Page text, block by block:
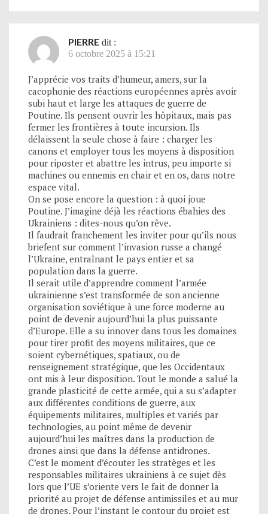
PIERRE dit :
6 octobre 2025 à 15:21
J’apprécie vos traits d’humeur, amers, sur la
cacophonie des réactions européennes après avoir
subi haut et large les attaques de guerre de
Poutine. Ils pensent ouvrir les hôpitaux, mais pas
fermer les frontières à toute incursion. Ils
délaissent la seule chose à faire : charger les
canons et employer tous les moyens à disposition
pour riposter et abattre les intrus, peu importe si
machines ou ennemis en chair et en os, dans notre
espace vital.
On se pose encore la question : à quoi joue
Poutine. J’imagine déjà les réactions ébahies des
Ukrainiens : dites-nous qu’on rêve.
Il faudrait franchement les inviter pour qu’ils nous
briefent sur comment l’invasion russe a changé
l’Ukraine, entraînant le pays entier et sa
population dans la guerre.
Il serait utile d’apprendre comment l’armée
ukrainienne s’est transformée de son ancienne
organisation soviétique à une force moderne au
point de devenir aujourd’hui la plus puissante
d’Europe. Elle a su innover dans tous les domaines
pour tirer profit des moyens militaires, que ce
soient cybernétiques, spatiaux, ou de
renseignement stratégique, que les Occidentaux
ont mis à leur disposition. Tout le monde a salué la
grande plasticité de cette armée, qui a su s’adapter
aux différentes conditions de guerre, aux
équipements militaires, multiples et variés par
technologies, au point même de devenir
aujourd’hui les maîtres dans la production de
drones ainsi que dans la défense antidrones.
C’est le moment d’écouter les stratèges et les
responsables militaires ukrainiens à ce sujet dès
lors que l’UE s’oriente vers le fait de donner la
priorité au projet de défense antimissiles et au mur
de drones. Pour l’instant le contour du projet est